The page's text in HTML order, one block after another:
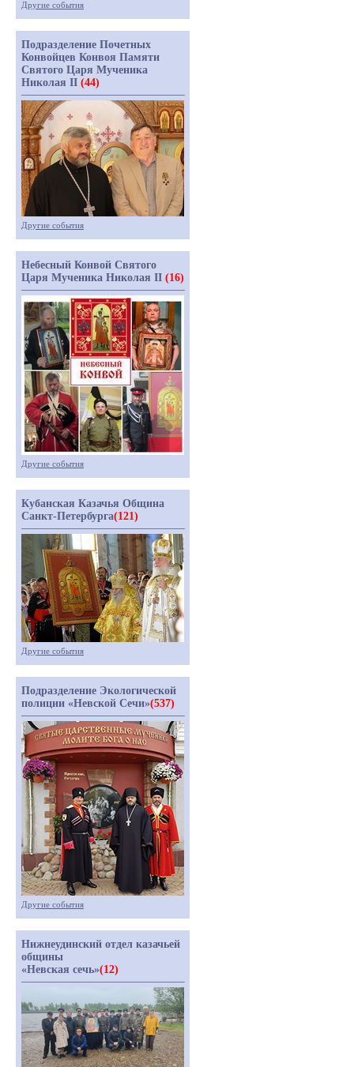
Другие события
Подразделение Почетных
Конвойцев Конвоя Памяти
Святого Царя Мученика
Николая II (44)
Другие события
Небесный Конвой Святого
Царя Мученика Николая II (16)
Другие события
Кубанская Казачья Община
Санкт-Петербурга(121)
Другие события
Подразделение Экологической
полиции «Невской Сечи»(537)
Другие события
Нижнеудинский отдел казачьей
общины
«Невская сечь»(12)